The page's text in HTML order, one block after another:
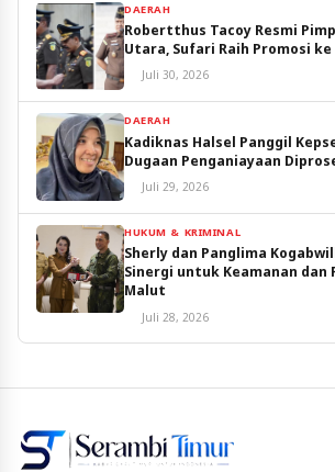
DAERAH
Robertthus Tacoy Resmi
Utara, Sufari Raih Promosi
Juli 30, 2026
DAERAH
Kadiknas Halsel Panggil
Dugaan Penganiayaan
Juli 29, 2026
HUKUM & KRIMINAL
Sherly dan Panglima
Sinergi untuk Keamanan dan
Malut
Juli 28, 2026